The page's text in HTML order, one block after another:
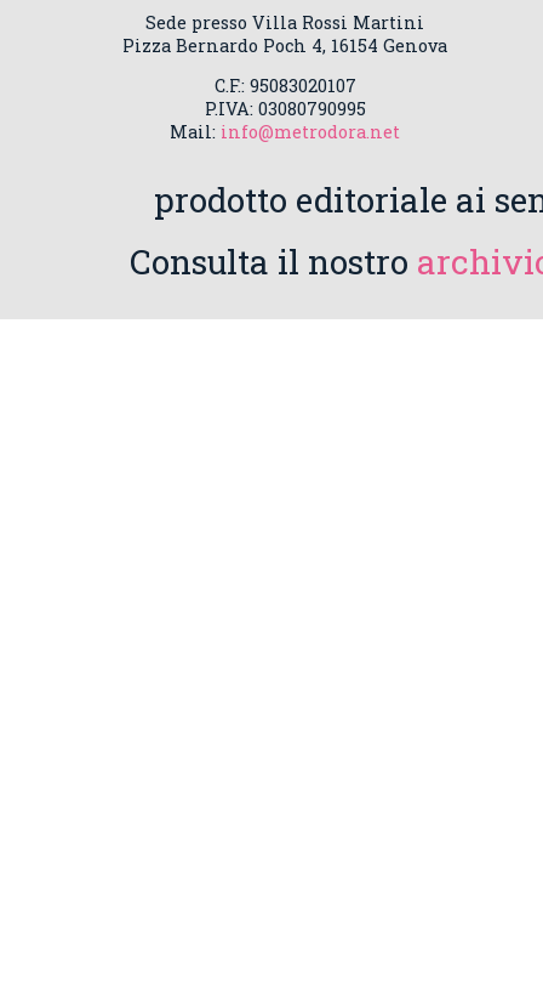
Sede presso Villa Rossi Martini
Pizza Bernardo Poch 4, 16154 Genova
C.F.: 95083020107
P.IVA: 03080790995
Mail: info@metrodora.net
prodotto editoriale ai
Consulta il nostro